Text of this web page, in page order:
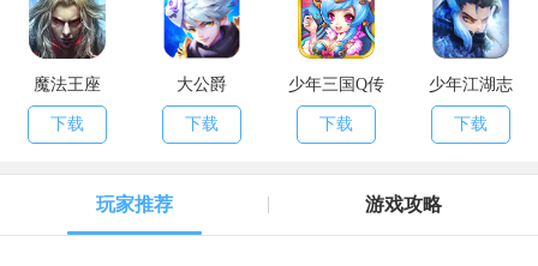
魔法王座
下载
大公爵
下载
少年三国Q传
下载
少年江湖志
下载
玩家推荐 游戏攻略